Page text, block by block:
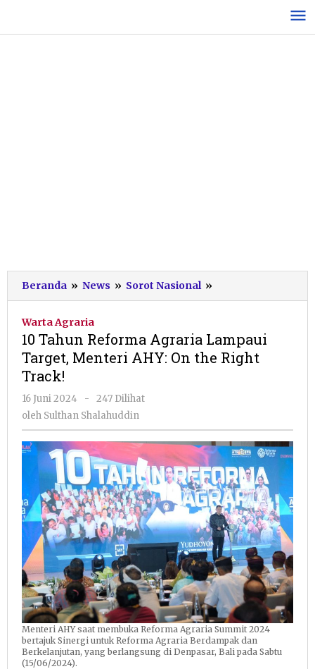
konten
Beranda » News » Sorot Nasional »
Tahun
Lampaui
Target,
Right
Track!
Warta Agraria
10 Tahun Reforma Agraria Lampaui
Target, Menteri AHY: On the Right
Track!
16 Juni 2024
oleh
Sulthan
-
247 Dilihat
oleh Sulthan Shalahuddin
Menteri AHY saat membuka Reforma Agraria Summit 2024
bertajuk Sinergi untuk Reforma Agraria Berdampak dan
Berkelanjutan, yang berlangsung di Denpasar, Bali pada Sabtu
(15/06/2024).